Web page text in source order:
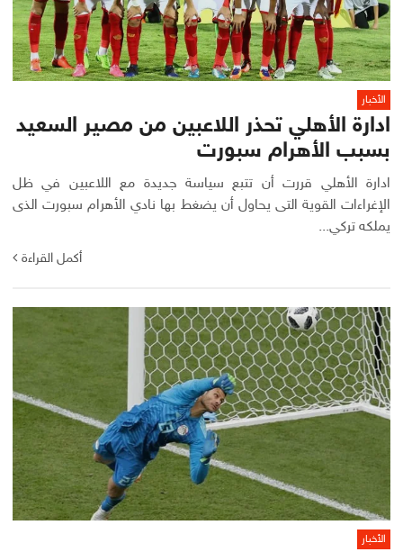
الأخبار
ادارة الأهلي تحذر اللاعبين من مصير السعيد
بسبب الأهرام سبورت
ادارة الأهلي قررت أن تتبع سياسة جديدة مع اللاعبين في ظل
الإغراءات القوية التى يحاول أن يضغط بها نادي الأهرام سبورت الذى
يملكه تركي...
أكمل القراءة
الأخبار